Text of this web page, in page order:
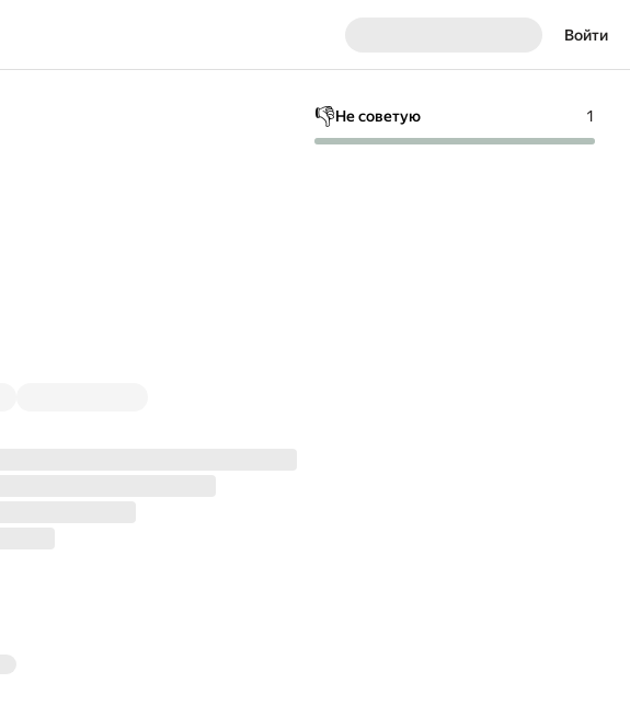
Войти
👎Не советую 1